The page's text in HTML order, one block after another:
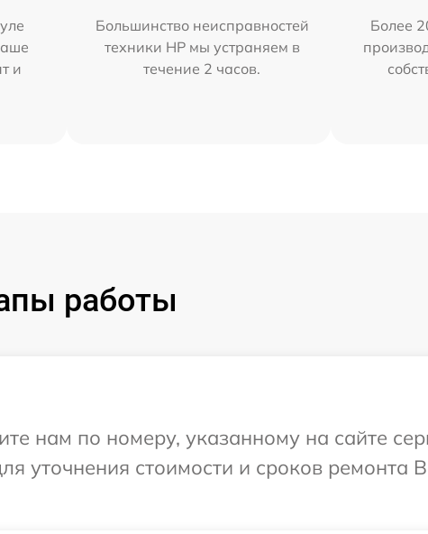
и
Большинство неисправностей
техники HP мы устраняем в
течение 2 часов.
Более
работы
нам по номеру, указанному на сайте
уточнения стоимости и сроков ремонта